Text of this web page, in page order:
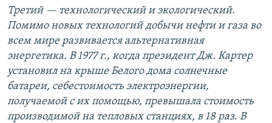
Третий — технологический и экологический.
Помимо новых технологий добычи нефти и газа во
всем мире развивается альтернативная
энергетика. В 1977 г., когда президент Дж. Картер
установил на крыше Белого дома солнечные
батареи, себестоимость электроэнергии,
получаемой с их помощью, превышала стоимость
производимой на тепловых станциях, в 18 раз. В